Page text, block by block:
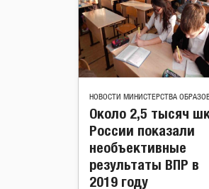
НОВОСТИ МИНИСТЕРСТВА
Около 2,5 тысяч
России показали
необъективные
результаты ВПР в
2019 году